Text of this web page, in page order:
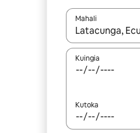
Mahali
Wakati matokeo
Kuingia
Kutoka